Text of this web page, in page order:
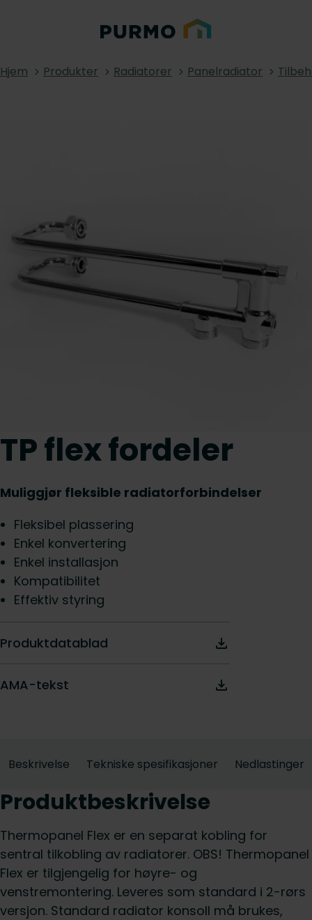
Hjem Produkter Radiatorer Panelradiator
TP flex fordeler
Muliggjør fleksible radiatorforbindelser
Fleksibel plassering
Enkel konvertering
Enkel installasjon
Kompatibilitet
Effektiv styring
Produktdatablad
AMA-tekst
Beskrivelse Tekniske spesifikasjoner Nedlastinger
Produktbeskrivelse
Thermopanel Flex er en separat kobling for
sentral tilkobling av radiatorer. OBS! Thermopanel
Flex er tilgjengelig for høyre- og
venstremontering. Leveres som standard i 2-rørs
versjon. Standard radiator konsoll må brukes,